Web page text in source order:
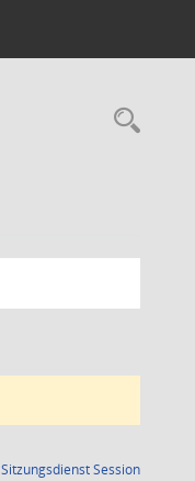
SitzungsdienstSession(Wird in